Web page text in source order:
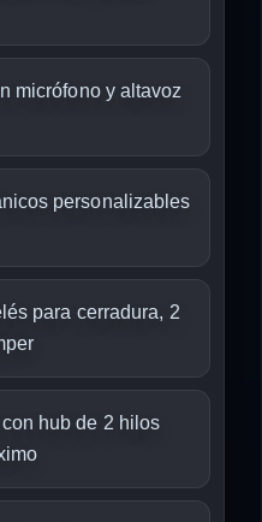
micrófono y altavoz
personalizables
para cerradura, 2
hub de 2 hilos